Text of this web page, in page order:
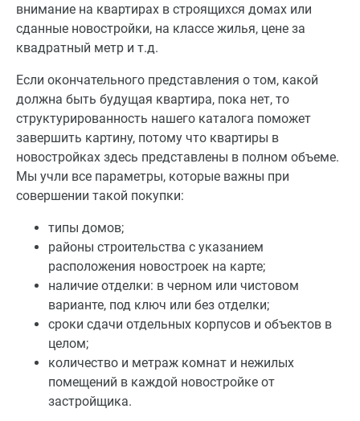
внимание на квартирах в строящихся домах или
сданные новостройки, на классе жилья, цене за
квадратный метр и т.д.
Если окончательного представления о том, какой
должна быть будущая квартира, пока нет, то
структурированность нашего каталога поможет
завершить картину, потому что квартиры в
новостройках здесь представлены в полном объеме.
Мы учли все параметры, которые важны при
совершении такой покупки:
типы домов;
районы строительства с указанием
расположения новостроек на карте;
наличие отделки: в черном или чистовом
варианте, под ключ или без отделки;
сроки сдачи отдельных корпусов и объектов в
целом;
количество и метраж комнат и нежилых
помещений в каждой новостройке от
застройщика.